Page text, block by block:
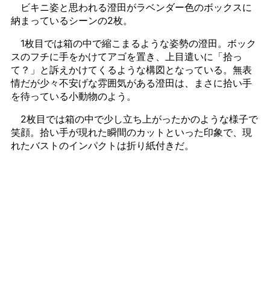
ビキニ姿と思われる澄田がラベンダー色のボックスに
納まっているシーンの2枚。
1枚目では箱の中で縮こまるような姿勢の澄田。ボック
スのフチに手をかけてアゴを置き、上目遣いに「拾っ
て？」と訴えかけてくるような構図となっている。無表
情だが少々不安げな雰囲気がある澄田は、まさに拾い手
を待っている小動物のよう。
2枚目では箱の中で少し立ち上がったかのような様子で
笑顔。拾い手が現れた瞬間のカットといった印象で、現
れたバストのインパクトは折り紙付きだ。